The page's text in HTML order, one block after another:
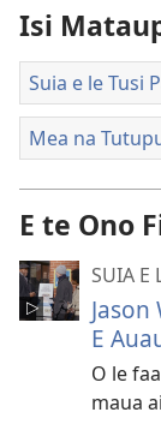
Isi
Suia e le Tusi
Mea na
E te Ono
SUIA E
E
O le
maua